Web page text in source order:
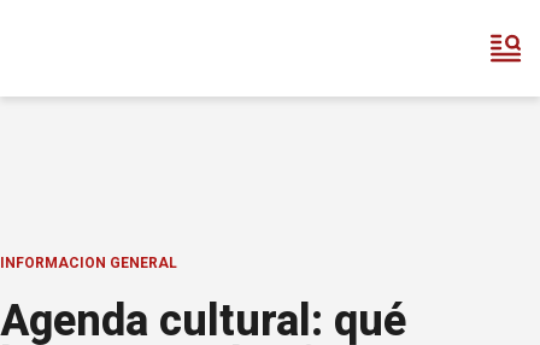
INFORMACION GENERAL
Agenda cultural: qué